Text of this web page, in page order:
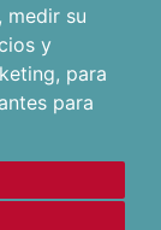
, medir su
y
, para
para